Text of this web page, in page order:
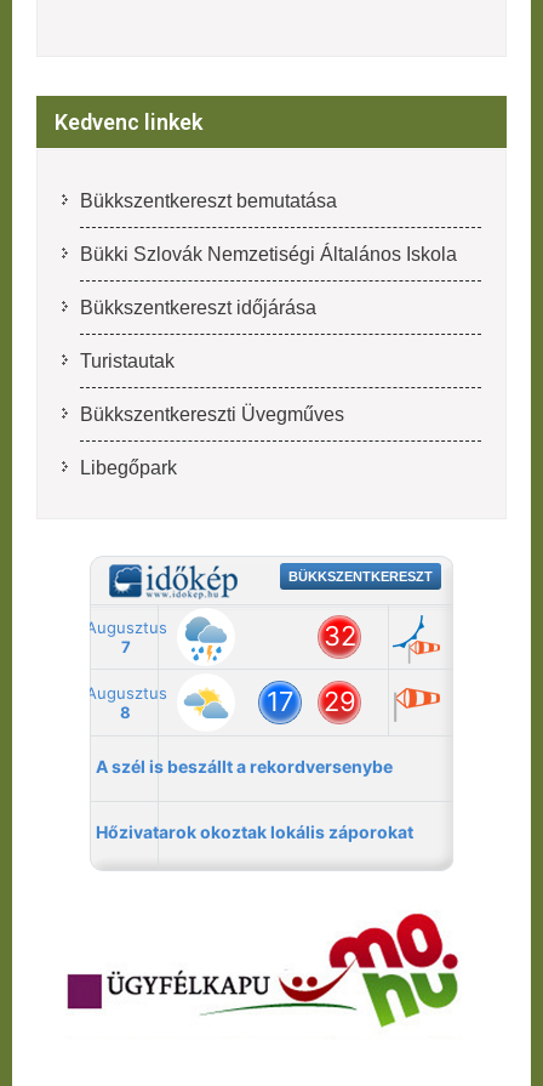
Kedvenc linkek
Bükkszentkereszt bemutatása
Bükki Szlovák Nemzetiségi Általános Iskola
Bükkszentkereszt időjárása
Turistautak
Bükkszentkereszti Üvegműves
Libegőpark